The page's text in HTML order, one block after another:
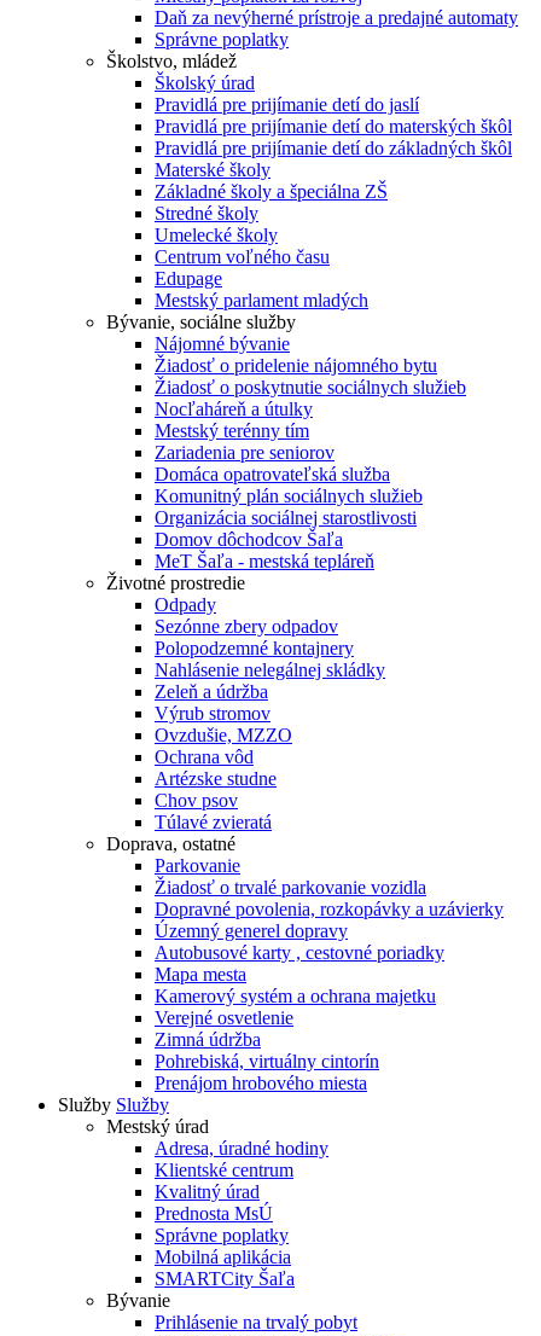
Daň za nevýherné prístroje a predajné automaty
Správne poplatky
Školstvo, mládež
Školský úrad
Pravidlá pre prijímanie detí do jaslí
Pravidlá pre prijímanie detí do materských škôl
Pravidlá pre prijímanie detí do základných škôl
Materské školy
Základné školy a špeciálna ZŠ
Stredné školy
Umelecké školy
Centrum voľného času
Edupage
Mestský parlament mladých
Bývanie, sociálne služby
Nájomné bývanie
Žiadosť o pridelenie nájomného bytu
Žiadosť o poskytnutie sociálnych služieb
Nocľaháreň a útulky
Mestský terénny tím
Zariadenia pre seniorov
Domáca opatrovateľská služba
Komunitný plán sociálnych služieb
Organizácia sociálnej starostlivosti
Domov dôchodcov Šaľa
MeT Šaľa - mestská tepláreň
Životné prostredie
Odpady
Sezónne zbery odpadov
Polopodzemné kontajnery
Nahlásenie nelegálnej skládky
Zeleň a údržba
Výrub stromov
Ovzdušie, MZZO
Ochrana vôd
Artézske studne
Chov psov
Túlavé zvieratá
Doprava, ostatné
Parkovanie
Žiadosť o trvalé parkovanie vozidla
Dopravné povolenia, rozkopávky a uzávierky
Územný generel dopravy
Autobusové karty , cestovné poriadky
Mapa mesta
Kamerový systém a ochrana majetku
Verejné osvetlenie
Zimná údržba
Pohrebiská, virtuálny cintorín
Prenájom hrobového miesta
Služby Služby
Mestský úrad
Adresa, úradné hodiny
Klientské centrum
Kvalitný úrad
Prednosta MsÚ
Správne poplatky
Mobilná aplikácia
SMARTCity Šaľa
Bývanie
Prihlásenie na trvalý pobyt